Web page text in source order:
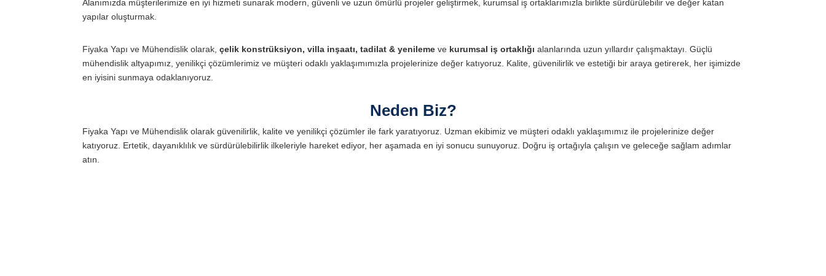
Alanımızda müşterilerimize en iyi hizmeti sunarak modern, güvenli ve uzun ömürlü projeler geliştirmek, kurumsal iş ortaklarımızla birlikte sürdürülebilir ve değer katan
yapılar oluşturmak.
Fiyaka Yapı ve Mühendislik olarak,çelik konstrüksiyon, villa inşaatı, tadilat & yenileme ve kurumsal iş ortaklığı alanlarında uzun yıllardır çalışmaktayı. Güçlü
mühendislik altyapımız, yenilikçi çözümlerimiz ve müşteri odaklı yaklaşımımızla projelerinize değer katıyoruz. Kalite, güvenilirlik ve estetiği bir araya getirerek, her işimizde
en iyisini sunmaya odaklanıyoruz.
Neden Biz?
Fiyaka Yapı ve Mühendislik olarak güvenilirlik, kalite ve yenilikçi çözümler ile fark yaratıyoruz. Uzman ekibimiz ve müşteri odaklı yaklaşımımız ile projelerinize değer
katıyoruz. Ertetik, dayanıklılık ve sürdürülebilirlik ilkeleriyle hareket ediyor, her aşamada en iyi sonucu sunuyoruz. Doğru iş ortağıyla çalışın ve geleceğe sağlam adımlar
atın.